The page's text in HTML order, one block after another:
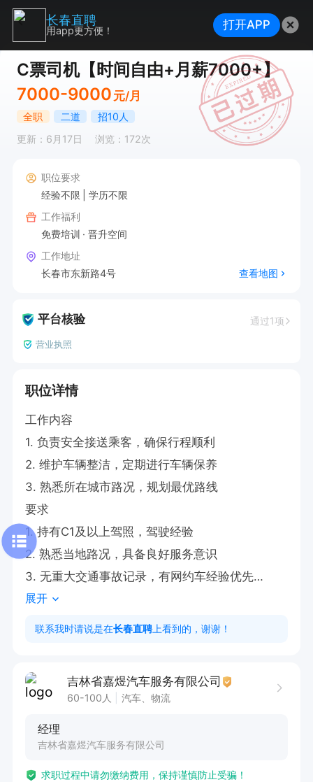
C票司机【时间自由+月薪7000+】
7000-9000 元/月
全职 二道
招10人
更新：6月17日
浏览：172次
职位要求
经验不限
学历不限
工作福利
免费培训
晋升空间
工作地址
长春市东新路4号
查看地图
平台核验 通过1项
营业执照
职位详情
工作内容
1. 负责安全接送乘客，确保行程顺利
2. 维护车辆整洁，定期进行车辆保养
3. 熟悉所在城市路况，规划最优路线
要求
1. 持有C1及以上驾照，驾驶经验
2. 熟悉当地路况，具备良好服务意识
3. 无重大交通事故记录，有网约车经验优先
工作时间
时间自由，可自行安排每日工作时段
展开
联系我时请说是在长春直聘 上看到的，谢谢！
吉林省嘉煜汽车服务有限公司
60-100人 汽车、物流
经理
吉林省嘉煜汽车服务有限公司
求职过程中请勿缴纳费用，保持谨慎防止受骗！
长春直聘
用app更方便！ 打开APP